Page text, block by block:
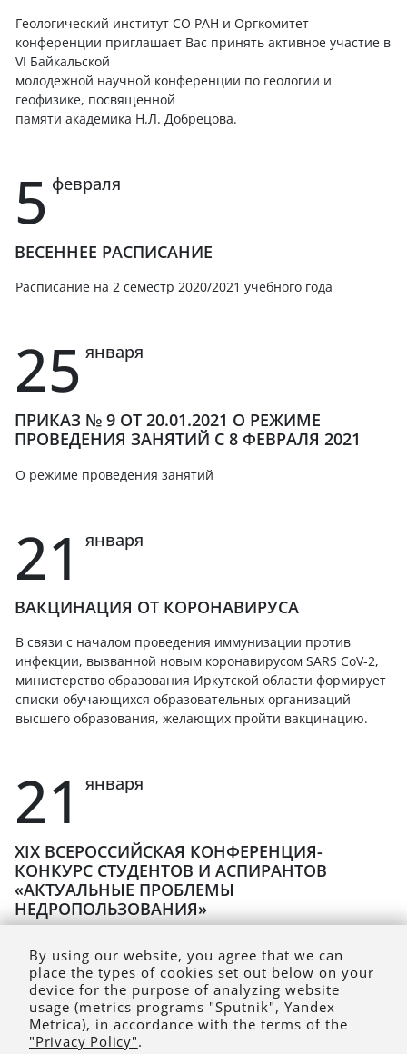
Геологический институт СО РАН и Оргкомитет
конференции приглашает Вас принять активное участие в
VI Байкальской
молодежной научной конференции по геологии и
геофизике, посвященной
памяти академика Н.Л. Добрецова.
5 февраля
ВЕСЕННЕЕ РАСПИСАНИЕ
Расписание на 2 семестр 2020/2021 учебного года
25 января
ПРИКАЗ № 9 ОТ 20.01.2021 О РЕЖИМЕ
ПРОВЕДЕНИЯ ЗАНЯТИЙ С 8 ФЕВРАЛЯ 2021
О режиме проведения занятий
21 января
ВАКЦИНАЦИЯ ОТ КОРОНАВИРУСА
В связи с началом проведения иммунизации против
инфекции, вызванной новым коронавирусом SARS CoV-2,
министерство образования Иркутской области формирует
списки обучающихся образовательных организаций
высшего образования, желающих пройти вакцинацию.
21 января
XIX ВСЕРОССИЙСКАЯ КОНФЕРЕНЦИЯ-
КОНКУРС СТУДЕНТОВ И АСПИРАНТОВ
«АКТУАЛЬНЫЕ ПРОБЛЕМЫ
НЕДРОПОЛЬЗОВАНИЯ»
By using our website, you agree that we can
place the types of cookies set out below on your
device for the purpose of analyzing website
usage (metrics programs "Sputnik", Yandex
Metrica), in accordance with the terms of the
"Privacy Policy".